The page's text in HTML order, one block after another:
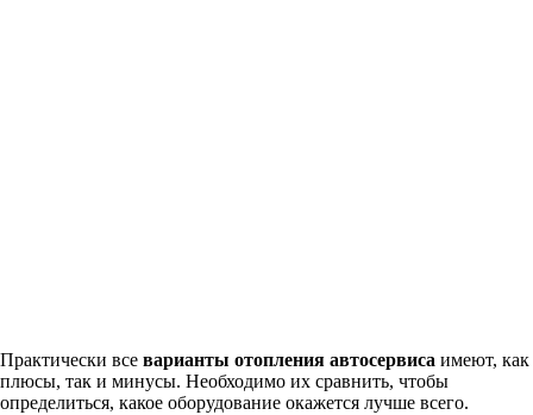
Практически все варианты отопления автосервиса имеют, как
плюсы, так и минусы. Необходимо их сравнить, чтобы
определиться, какое оборудование окажется лучше всего.